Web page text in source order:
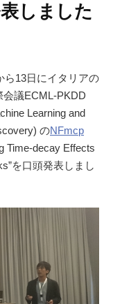
しました
ら13日にイタリアの
会議ECML-PKDD
Learning and
のNFmcp
Time-decay Effects
を口頭発表しまし